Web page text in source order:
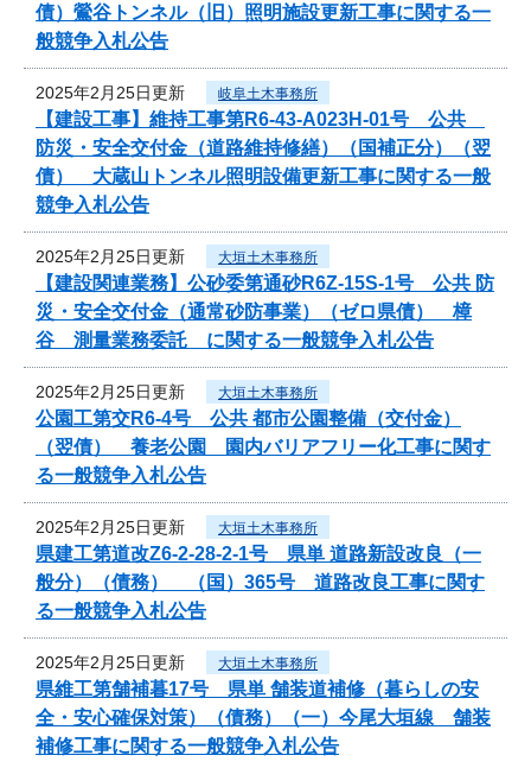
債）鶯谷トンネル（旧）照明施設更新工事に関する一
般競争入札公告
2025年2月25日更新 岐阜土木事務所
【建設工事】維持工事第R6-43-A023H-01号 公共
防災・安全交付金（道路維持修繕）（国補正分）（翌
債） 大蔵山トンネル照明設備更新工事に関する一般
競争入札公告
2025年2月25日更新 大垣土木事務所
【建設関連業務】公砂委第通砂R6Z-15S-1号 公共 防
災・安全交付金（通常砂防事業）（ゼロ県債） 樟
谷 測量業務委託 に関する一般競争入札公告
2025年2月25日更新 大垣土木事務所
公園工第交R6-4号 公共 都市公園整備（交付金）
（翌債） 養老公園 園内バリアフリー化工事に関す
る一般競争入札公告
2025年2月25日更新 大垣土木事務所
県建工第道改Z6-2-28-2-1号 県単 道路新設改良（一
般分）（債務） （国）365号 道路改良工事に関す
る一般競争入札公告
2025年2月25日更新 大垣土木事務所
県維工第舗補暮17号 県単 舗装道補修（暮らしの安
全・安心確保対策）（債務）（一）今尾大垣線 舗装
補修工事に関する一般競争入札公告